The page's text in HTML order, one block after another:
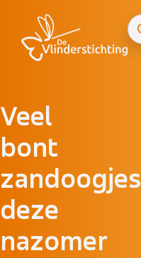
Veel
bont
zandoogjes
deze
nazomer